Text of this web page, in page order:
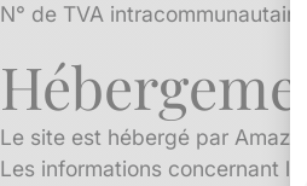
N° de TVA
Le site est hébergé par
Les informations concernant